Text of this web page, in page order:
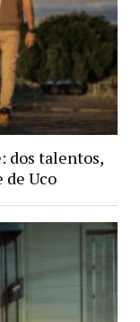
dos talentos,
de Uco